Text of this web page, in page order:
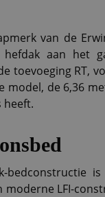
van de
hefdak aan het
toevoeging RT,
model, de 6,36
heeft.
bedconstructie
moderne LFI-